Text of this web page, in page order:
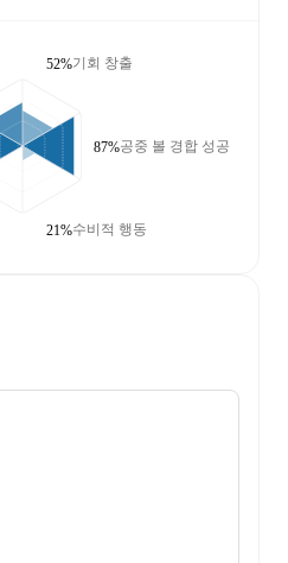
기회 창출
52%
공중 볼 경합 성공
87%
수비적 행동
21%